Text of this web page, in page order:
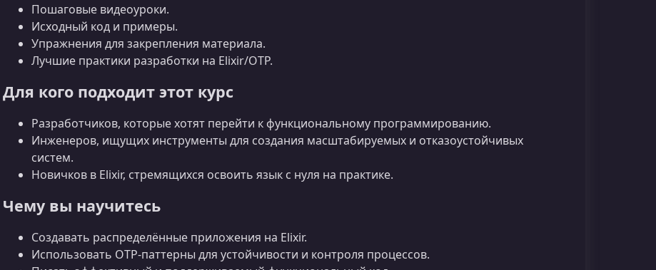
Пошаговые видеоуроки.
Исходный код и примеры.
Упражнения для закрепления материала.
Лучшие практики разработки на Elixir/OTP.
Для кого подходит этот курс
Разработчиков, которые хотят перейти к функциональному программированию.
Инженеров, ищущих инструменты для создания масштабируемых и отказоустойчивых
систем.
Новичков в Elixir, стремящихся освоить язык с нуля на практике.
Чему вы научитесь
Создавать распределённые приложения на Elixir.
Использовать OTP‑паттерны для устойчивости и контроля процессов.